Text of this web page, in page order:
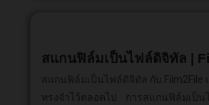
สแกนฟิล์มเป็นไฟล์ดิจิทัล |
สแกนฟิล์มเป็นไฟล์ดิจิทัล กับ Film2File
ทรงจำไว้ตลอดไป การสแกนฟิล์มเป็น